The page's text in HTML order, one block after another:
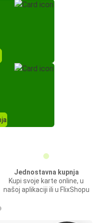
Jednostavna kupnja
Kupi svoje karte online, u
našoj aplikaciji ili u FlixShopu